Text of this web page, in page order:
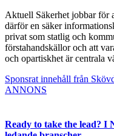
Aktuell Säkerhet jobbar för
därför en säker
privat som statlig och
förstahandskällor och att
och opartiskhet är centrala
Sponsrat innehåll från
ANNONS
Ready to take the lead? I